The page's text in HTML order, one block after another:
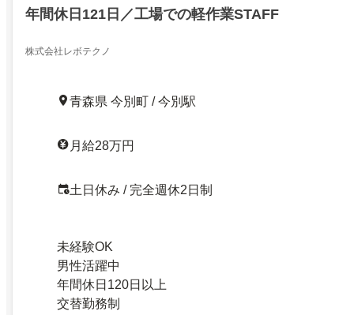
年間休日121日／工場での軽作業STAFF
株式会社レボテクノ
青森県 今別町 / 今別駅
月給28万円
土日休み / 完全週休2日制
未経験OK
男性活躍中
年間休日120日以上
交替勤務制